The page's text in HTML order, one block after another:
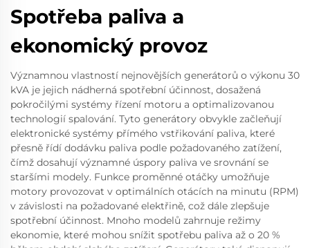
Spotřeba paliva a
ekonomický provoz
Významnou vlastností nejnovějších generátorů o výkonu 30
kVA je jejich nádherná spotřební účinnost, dosažená
pokročilými systémy řízení motoru a optimalizovanou
technologií spalování. Tyto generátory obvykle začleňují
elektronické systémy přímého vstřikování paliva, které
přesně řídí dodávku paliva podle požadovaného zatížení,
čímž dosahují významné úspory paliva ve srovnání se
staršími modely. Funkce proměnné otáčky umožňuje
motory provozovat v optimálních otácích na minutu (RPM)
v závislosti na požadované elektřině, což dále zlepšuje
spotřební účinnost. Mnoho modelů zahrnuje režimy
ekonomie, které mohou snížit spotřebu paliva až o 20 %